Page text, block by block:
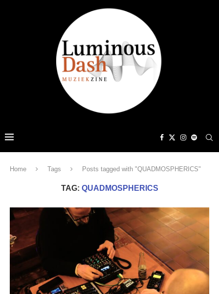
Home Tags Posts tagged with "QUADMOSPHERICS"
TAG: QUADMOSPHERICS